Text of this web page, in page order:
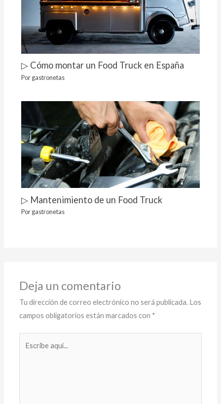
▷ Cómo montar un Food Truck en España
Porgastronetas
▷ Mantenimiento de un Food Truck
Porgastronetas
Deja un comentario
Tu dirección de correo electrónico no será publicada. Los
campos obligatorios están marcados con *